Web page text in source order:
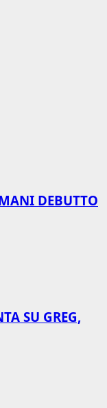
DEBUTTO
SU GREG,